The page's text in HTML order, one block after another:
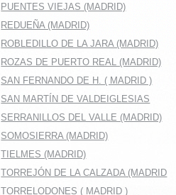
PUENTES VIEJAS (MADRID)
REDUEÑA (MADRID)
ROBLEDILLO DE LA JARA (MADRID)
ROZAS DE PUERTO REAL (MADRID)
SAN FERNANDO DE H. ( MADRID )
SAN MARTÍN DE VALDEIGLESIAS
SERRANILLOS DEL VALLE (MADRID)
SOMOSIERRA (MADRID)
TIELMES (MADRID)
TORREJÓN DE LA CALZADA (MADRID
TORRELODONES ( MADRID )